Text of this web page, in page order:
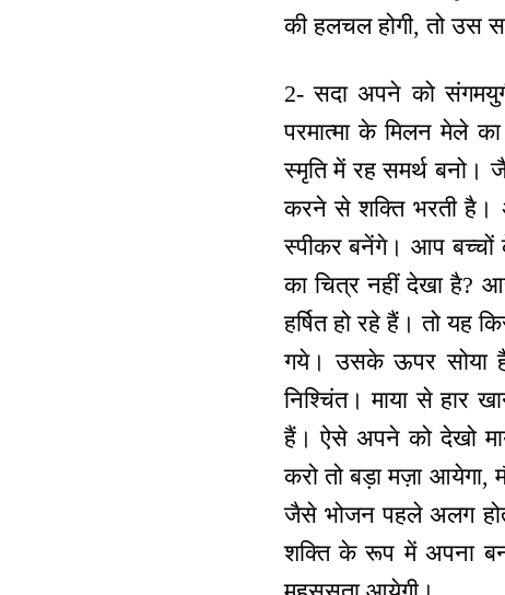
की हलचल होगी, तो उस
2- सदा अपने को
परमात्मा के मिलन मेले
स्मृति में रह समर्थ बनो।
करने से शक्ति भरती है।
स्पीकर बनेंगे। आप बच्चों
का चित्र नहीं देखा है?
हर्षित हो रहे हैं। तो यह
गये। उसके ऊपर सोया
निश्चिंत। माया से हार
हैं। ऐसे अपने को देखो
करो तो बड़ा मज़ा आयेगा,
जैसे भोजन पहले अलग
शक्ति के रूप में अपना